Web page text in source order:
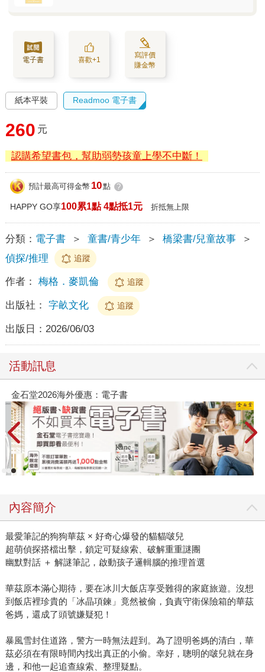
電子書 喜歡+1
寫評價
賺金幣
紙本平裝 Readmoo 電子書
260 元
認購希望書包，幫助弱勢孩童上學不中斷！
預計最高可得金幣 10點 ?
HAPPY GO享100累1點 4點抵1元 折抵無上限
分類： 電子書 ＞ 童書/青少年 ＞ 橋梁書/兒童故事
＞
偵探/推理
追蹤
作者： 梅格．麥凱倫 追蹤
出版社： 字畝文化 追蹤
出版日： 2026/06/03
活動訊息
金石堂2026海外優惠：電子書
內容簡介
最愛筆記的狗狗華茲 × 好奇心爆發的貓貓啵兒
超萌偵探搭檔出擊，鎖定可疑線索、破解重重謎團
幽默對話 ＋ 解謎筆記，啟動孩子邏輯腦的推理首選
華茲原本滿心期待，要在冰川大飯店享受難得的家庭旅遊。沒想
到飯店裡珍貴的「冰晶項鍊」竟然被偷，負責守衛保險箱的華茲
爸媽，還成了頭號嫌疑犯！
暴風雪封住道路，警方一時無法趕到。為了證明爸媽的清白，華
茲必須在有限時間內找出真正的小偷。幸好，聰明的啵兒就在身
邊，和他一起追查線索、整理疑點。